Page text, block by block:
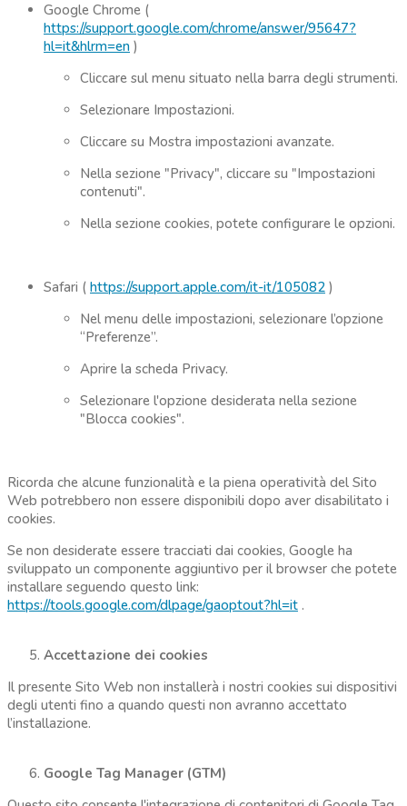
Google Chrome (
https://support.google.com/chrome/answer/95647?
hl=it&hlrm=en )
Cliccare sul menu situato nella barra degli strumenti.
Selezionare Impostazioni.
Cliccare su Mostra impostazioni avanzate.
Nella sezione "Privacy", cliccare su "Impostazioni
contenuti".
Nella sezione cookies, potete configurare le opzioni.
Safari ( https://support.apple.com/it-it/105082 )
Nel menu delle impostazioni, selezionare l’opzione
“Preferenze”.
Aprire la scheda Privacy.
Selezionare l'opzione desiderata nella sezione
"Blocca cookies".
Ricorda che alcune funzionalità e la piena operatività del Sito
Web potrebbero non essere disponibili dopo aver disabilitato i
cookies.
Se non desiderate essere tracciati dai cookies, Google ha
sviluppato un componente aggiuntivo per il browser che potete
installare seguendo questo link:
https://tools.google.com/dlpage/gaoptout?hl=it .
Accettazione dei cookies
Il presente Sito Web non installerà i nostri cookies sui dispositivi
degli utenti fino a quando questi non avranno accettato
l’installazione.
Google Tag Manager (GTM)